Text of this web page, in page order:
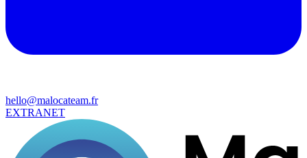
hello@malocateam.fr
EXTRANET